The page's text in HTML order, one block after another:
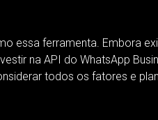
essa ferramenta. Embora
na API do WhatsApp
todos os fatores e